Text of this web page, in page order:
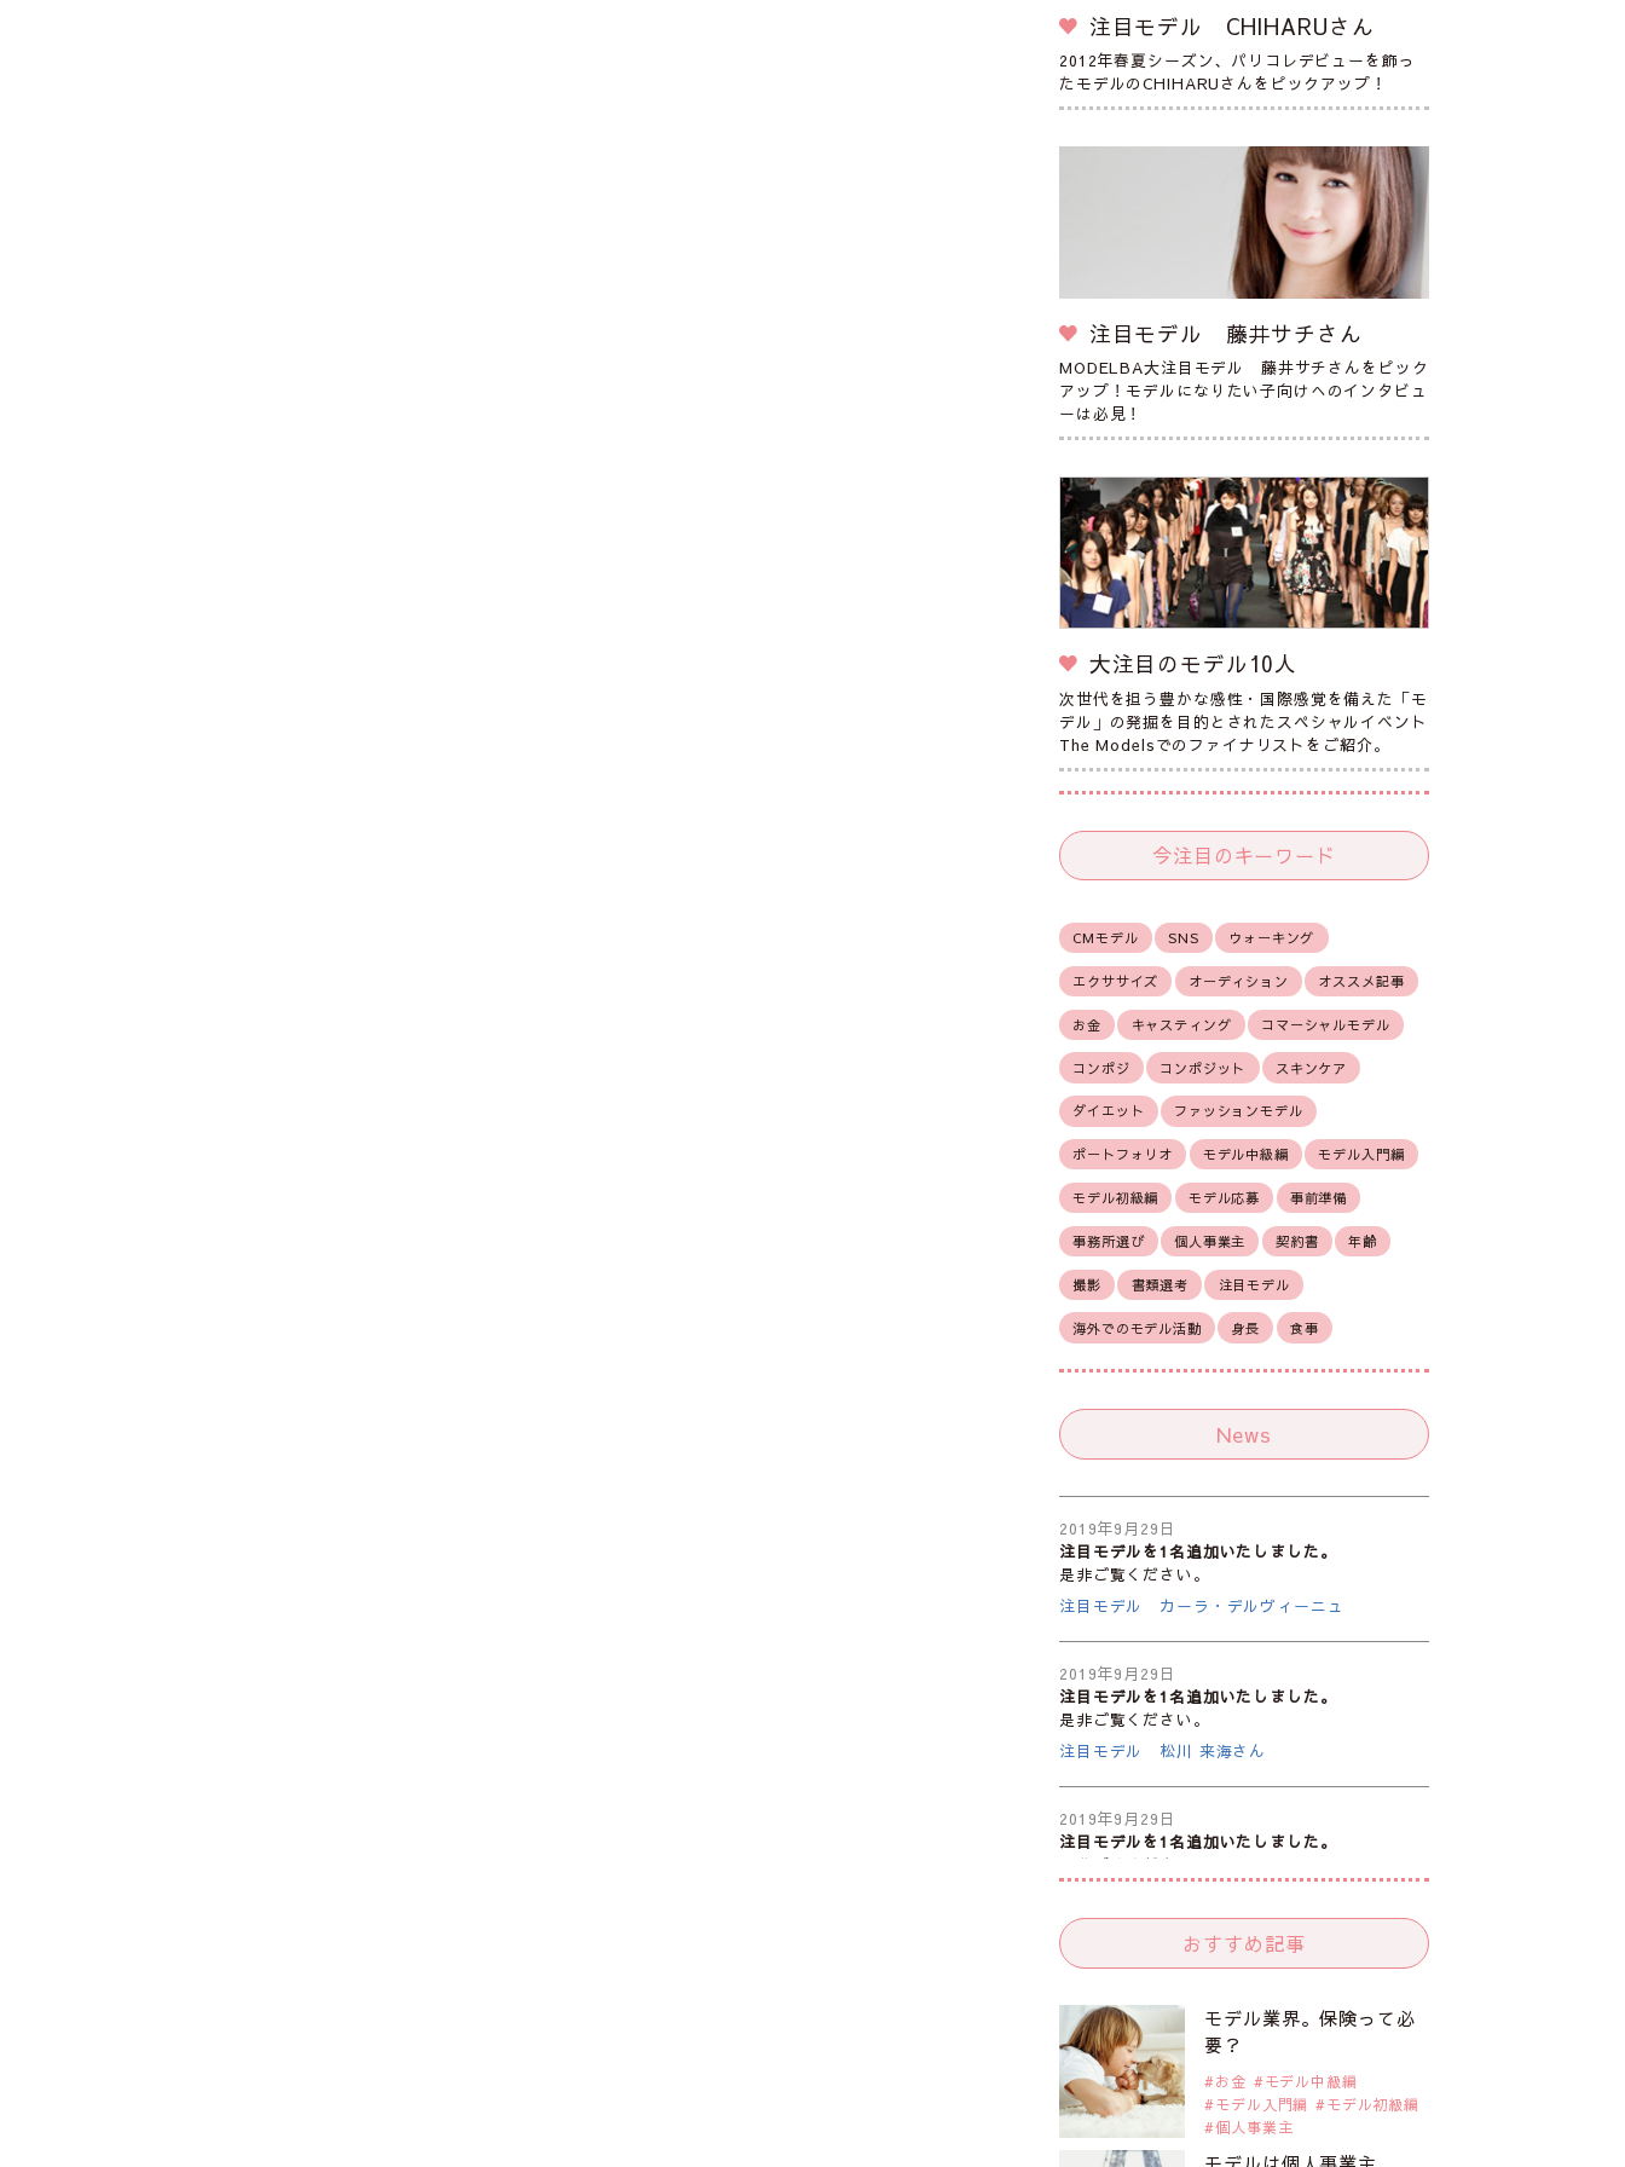
注目モデル CHIHARUさん
2012年春夏シーズン、パリコレデビューを飾っ
たモデルのCHIHARUさんをピックアップ！
注目モデル 藤井サチさん
MODELBA大注目モデル 藤井サチさんをピック
アップ！モデルになりたい子向けへのインタビュ
ーは必見！
大注目のモデル10人
次世代を担う豊かな感性・国際感覚を備えた「モ
デル」の発掘を目的とされたスペシャルイベント
The Modelsでのファイナリストをご紹介。
今注目のキーワード
CMモデル SNS ウォーキング
エクササイズ オーディション オススメ記事
お金 キャスティング コマーシャルモデル
コンポジ コンポジット スキンケア
ダイエット ファッションモデル
ポートフォリオ モデル中級編 モデル入門編
モデル初級編 モデル応募 事前準備
事務所選び 個人事業主 契約書 年齢
撮影 書類選考 注目モデル
海外でのモデル活動 身長 食事
News
2019年9月29日
注目モデルを1名追加いたしました。
是非ご覧ください。
注目モデル カーラ・デルヴィーニュ
2019年9月29日
注目モデルを1名追加いたしました。
是非ご覧ください。
注目モデル 松川 来海さん
2019年9月29日
注目モデルを1名追加いたしました。
是非ご覧ください。
2019年9月29日
是非ご覧ください。
注目モデル 水原佑果さん
2019年9月29日
注目モデルを1名追加いたしました。
是非ご覧ください。
おすすめ記事
モデル業界。保険って必
要？
お金
モデル中級編
モデル入門編
モデル初級編
個人事業主